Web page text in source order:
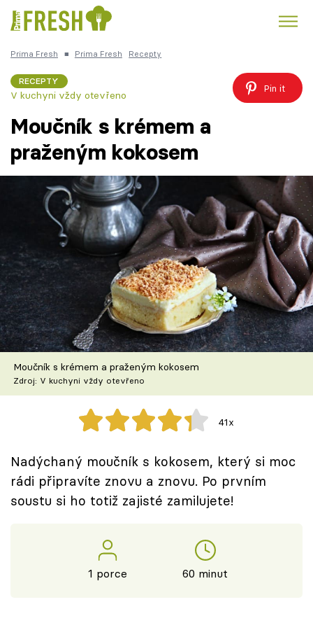
Česká kuchyně Čokoláda
Témata
Recepty
Články
TV Program
Škola vaření
Recepty z TV
Speciál: Cuketa
Těhotnej kuchař
Sledujte prima+
Přihlášení
Prima Fresh ■ Prima Fresh Recepty
RECEPTY
V kuchyni vždy otevřeno
Pin it
Moučník s krémem a
praženým kokosem
Moučník s krémem a praženým kokosem
Zdroj: V kuchyni vždy otevřeno
41x
Nadýchaný moučník s kokosem, který si moc
rádi připravíte znovu a znovu. Po prvním
soustu si ho totiž zajisté zamilujete!
1 porce 60 minut